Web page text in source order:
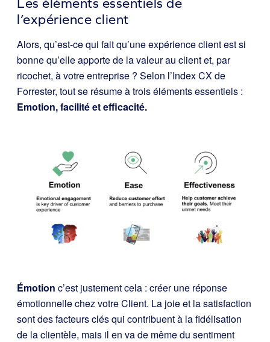
Les éléments essentiels de
l’expérience client
Alors, qu’est-ce qui fait qu’une expérience client est si
bonne qu’elle apporte de la valeur au client et, par
ricochet, à votre entreprise ? Selon l’Index CX de
Forrester, tout se résume à trois éléments essentiels :
Emotion, facilité et efficacité.
Émotion c’est justement cela : créer une réponse
émotionnelle chez votre Client. La joie et la satisfaction
sont des facteurs clés qui contribuent à la fidélisation
de la clientèle, mais il en va de même du sentiment